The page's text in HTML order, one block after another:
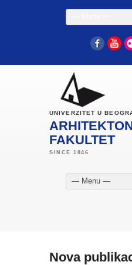
UNIVERZITET U
FAKULTET
— Menu —
Nova